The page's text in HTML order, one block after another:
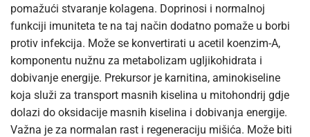
pomažući stvaranje kolagena. Doprinosi i normalnoj
funkciji imuniteta te na taj način dodatno pomaže u borbi
protiv infekcija. Može se konvertirati u acetil koenzim-A,
komponentu nužnu za metabolizam ugljikohidrata i
dobivanje energije. Prekursor je karnitina, aminokiseline
koja služi za transport masnih kiselina u mitohondrij gdje
dolazi do oksidacije masnih kiselina i dobivanja energije.
Važna je za normalan rast i regeneraciju mišića. Može biti